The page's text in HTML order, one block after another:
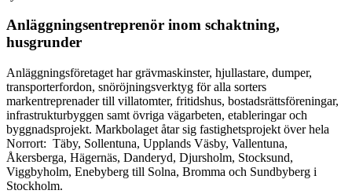
Anläggningsentreprenör inom schaktning,
husgrunder
Anläggningsföretaget har grävmaskinster, hjullastare, dumper,
transporterfordon, snöröjningsverktyg för alla sorters
markentreprenader till villatomter, fritidshus, bostadsrättsföreningar,
infrastrukturbyggen samt övriga vägarbeten, etableringar och
byggnadsprojekt. Markbolaget åtar sig fastighetsprojekt över hela
Norrort: Täby, Sollentuna, Upplands Väsby, Vallentuna,
Åkersberga, Hägernäs, Danderyd, Djursholm, Stocksund,
Viggbyholm, Enebyberg till Solna, Bromma och Sundbyberg i
Stockholm.